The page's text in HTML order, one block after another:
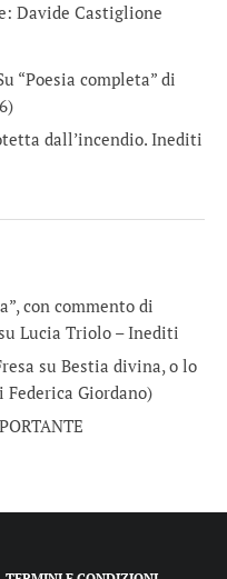
Davide Castiglione
“Poesia completa” di
dall’incendio. Inediti
con commento di
Lucia Triolo – Inediti
su Bestia divina, o lo
Giordano)